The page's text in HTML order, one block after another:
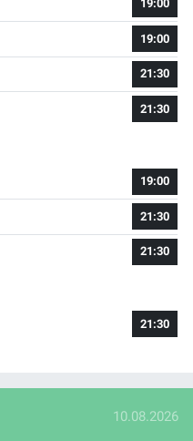
19:00
19:00
21:30
21:30
19:00
21:30
21:30
21:30
10.08.2026